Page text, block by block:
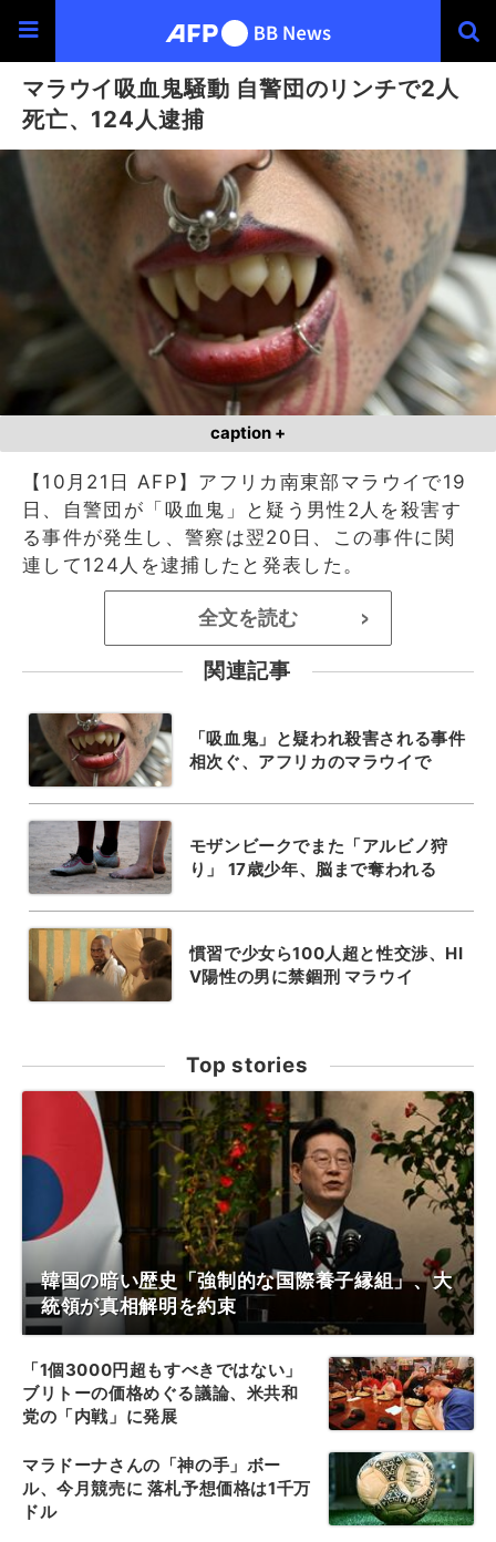
マラウイ吸血鬼騒動 自警団のリンチで2人
死亡、124人逮捕
caption +
【10月21日 AFP】アフリカ南東部マラウイで19
日、自警団が「吸血鬼」と疑う男性2人を殺害す
る事件が発生し、警察は翌20日、この事件に関
連して124人を逮捕したと発表した。
全文を読む >
関連記事
「吸血鬼」と疑われ殺害される事件
相次ぐ、アフリカのマラウイで
モザンビークでまた「アルビノ狩
り」 17歳少年、脳まで奪われる
慣習で少女ら100人超と性交渉、HI
V陽性の男に禁錮刑 マラウイ
Top stories
韓国の暗い歴史「強制的な国際養子縁組」、大
統領が真相解明を約束
「1個3000円超もすべきではない」
ブリトーの価格めぐる議論、米共和
党の「内戦」に発展
マラドーナさんの「神の手」ボー
ル、今月競売に 落札予想価格は1千万
ドル